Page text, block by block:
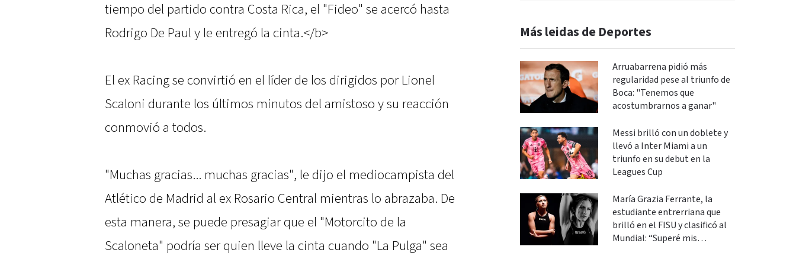
tiempo del partido contra Costa Rica, el "Fideo" se acercó hasta
Rodrigo De Paul y le entregó la cinta.</b>
El ex Racing se convirtió en el líder de los dirigidos por Lionel
Scaloni durante los últimos minutos del amistoso y su reacción
conmovió a todos.
"Muchas gracias... muchas gracias", le dijo el mediocampista del
Atlético de Madrid al ex Rosario Central mientras lo abrazaba. De
esta manera, se puede presagiar que el "Motorcito de la
Scaloneta" podría ser quien lleve la cinta cuando "La Pulga" sea
Más leidas de Deportes
Arruabarrena pidió más
regularidad pese al triunfo de
Boca: "Tenemos que
acostumbrarnos a ganar"
Messi brilló con un doblete y
llevó a Inter Miami a un
triunfo en su debut en la
Leagues Cup
María Grazia Ferrante, la
estudiante entrerriana que
brilló en el FISU y clasificó al
Mundial: “Superé mis